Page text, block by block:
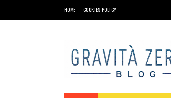
HOME COOKIES POLICY